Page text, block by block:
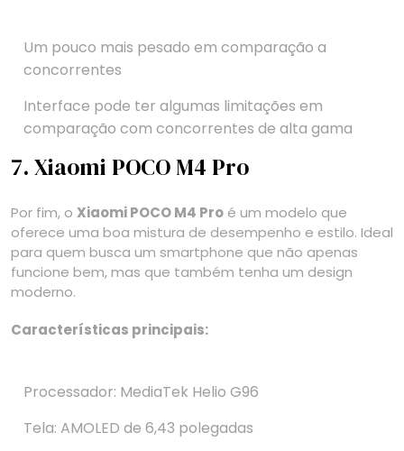
Um pouco mais pesado em comparação a
concorrentes
Interface pode ter algumas limitações em
comparação com concorrentes de alta gama
7. Xiaomi POCO M4 Pro
Por fim, o Xiaomi POCO M4 Pro é um modelo que
oferece uma boa mistura de desempenho e estilo. Ideal
para quem busca um smartphone que não apenas
funcione bem, mas que também tenha um design
moderno.
Características principais:
Processador: MediaTek Helio G96
Tela: AMOLED de 6,43 polegadas